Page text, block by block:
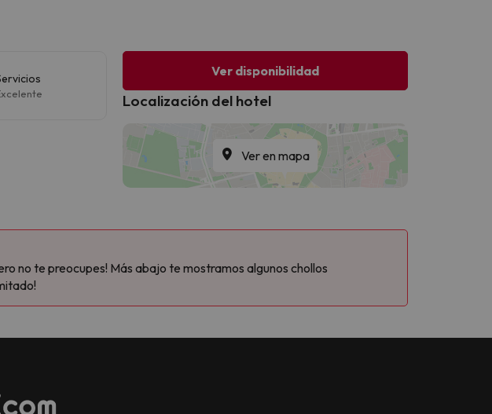
Ver disponibilidad
Localización del hotel
Ver en mapa
no te preocupes! Más abajo te mostramos algunos chollos